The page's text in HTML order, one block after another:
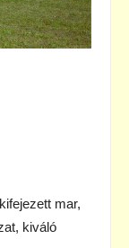
mar,
kiváló